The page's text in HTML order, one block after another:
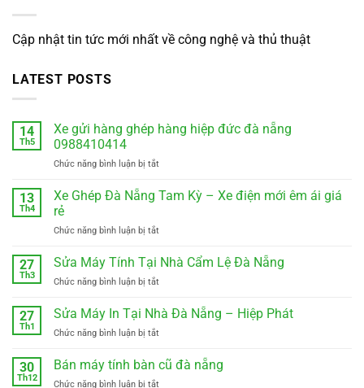
Cập nhật tin tức mới nhất về công nghệ và thủ thuật
LATEST POSTS
14
Th5
Xe gửi hàng ghép hàng hiệp đức đà nẵng
0988410414
Chức năng bình luận bị tắtở
gửi
hàng
đức
nẵng
13
Th4
Xe Ghép Đà Nẵng Tam Kỳ – Xe điện mới êm ái giá
rẻ
Chức năng bình luận bị tắtở
Ghép
Nẵng
Kỳ
mới
êm
27
Th3
Sửa Máy Tính Tại Nhà Cẩm Lệ Đà Nẵng
Chức năng bình luận bị tắtở
Máy
Tại
Cẩm
27
Th1
Sửa Máy In Tại Nhà Đà Nẵng – Hiệp Phát
Chức năng bình luận bị tắtở
Máy
30
Th12
Bán máy tính bàn cũ đà nẵng
Chức năng bình luận bị tắtở